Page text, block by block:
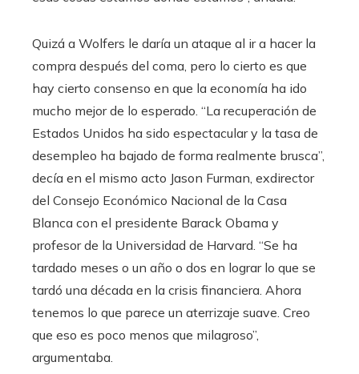
Quizá a Wolfers le daría un ataque al ir a hacer la
compra después del coma, pero lo cierto es que
hay cierto consenso en que la economía ha ido
mucho mejor de lo esperado. “La recuperación de
Estados Unidos ha sido espectacular y la tasa de
desempleo ha bajado de forma realmente brusca”,
decía en el mismo acto Jason Furman, exdirector
del Consejo Económico Nacional de la Casa
Blanca con el presidente Barack Obama y
profesor de la Universidad de Harvard. “Se ha
tardado meses o un año o dos en lograr lo que se
tardó una década en la crisis financiera. Ahora
tenemos lo que parece un aterrizaje suave. Creo
que eso es poco menos que milagroso”,
argumentaba.